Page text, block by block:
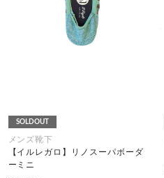
SOLDOUT
メンズ靴下
【イルレガロ】リノスーパボーダ
ーミニ